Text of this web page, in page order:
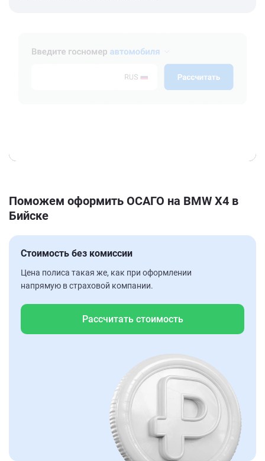
Поможем оформить ОСАГО на BMW X4 в
Бийске
Стоимость без комиссии
Цена полиса такая же, как при оформлении
напрямую в страховой компании.
Рассчитать стоимость